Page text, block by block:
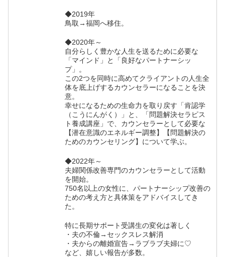
◆2019年
鳥取→福岡へ移住。
◆2020年～
自分らしく豊かな人生を送るために必要な
「マインド」と「良好なパートナーシッ
プ」。
この2つを同時に高めてクライアントの人生全
体を底上げするカウンセラーになることを決
意。
幸せになるための生命力を取り戻す「肯認学
（こうにんがく）」と、「問題解決セラピス
ト養成講座」で、カウンセラーとして必要な
【潜在意識のエネルギー調整】【問題解決の
ためのカウンセリング】について学ぶ。
◆2022年～
夫婦関係改善専門のカウンセラーとして活動
を開始。
750名以上の女性に、パートナーシップ改善の
ための考え方と具体策をアドバイスしてき
た。
特に長期サポート受講生の変化は著しく
・夫の不倫→セックスレス解消
・夫からの離婚宣告→ラブラブ夫婦に♡
など、嬉しい報告が多数。